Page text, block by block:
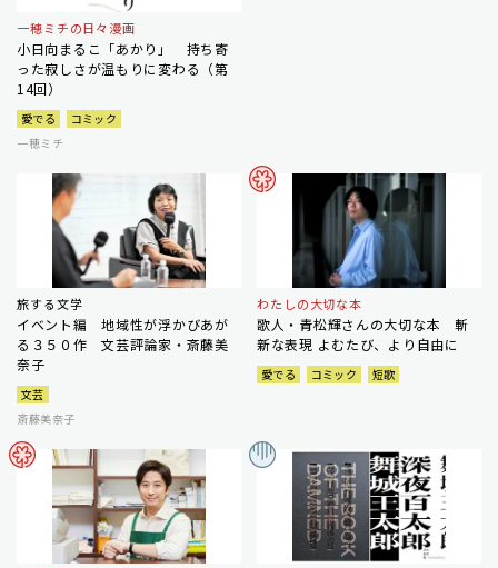
一穂ミチの日々漫画
小日向まるこ「あかり」 持ち寄
った寂しさが温もりに変わる（第
14回）
愛でる
コミック
一穂ミチ
旅する文学
イベント編 地域性が浮かびあが
る３５０作 文芸評論家・斎藤美
奈子
文芸
斎藤美奈子
わたしの大切な本
歌人・青松輝さんの大切な本 斬
新な表現 よむたび、より自由に
愛でる コミック 短歌